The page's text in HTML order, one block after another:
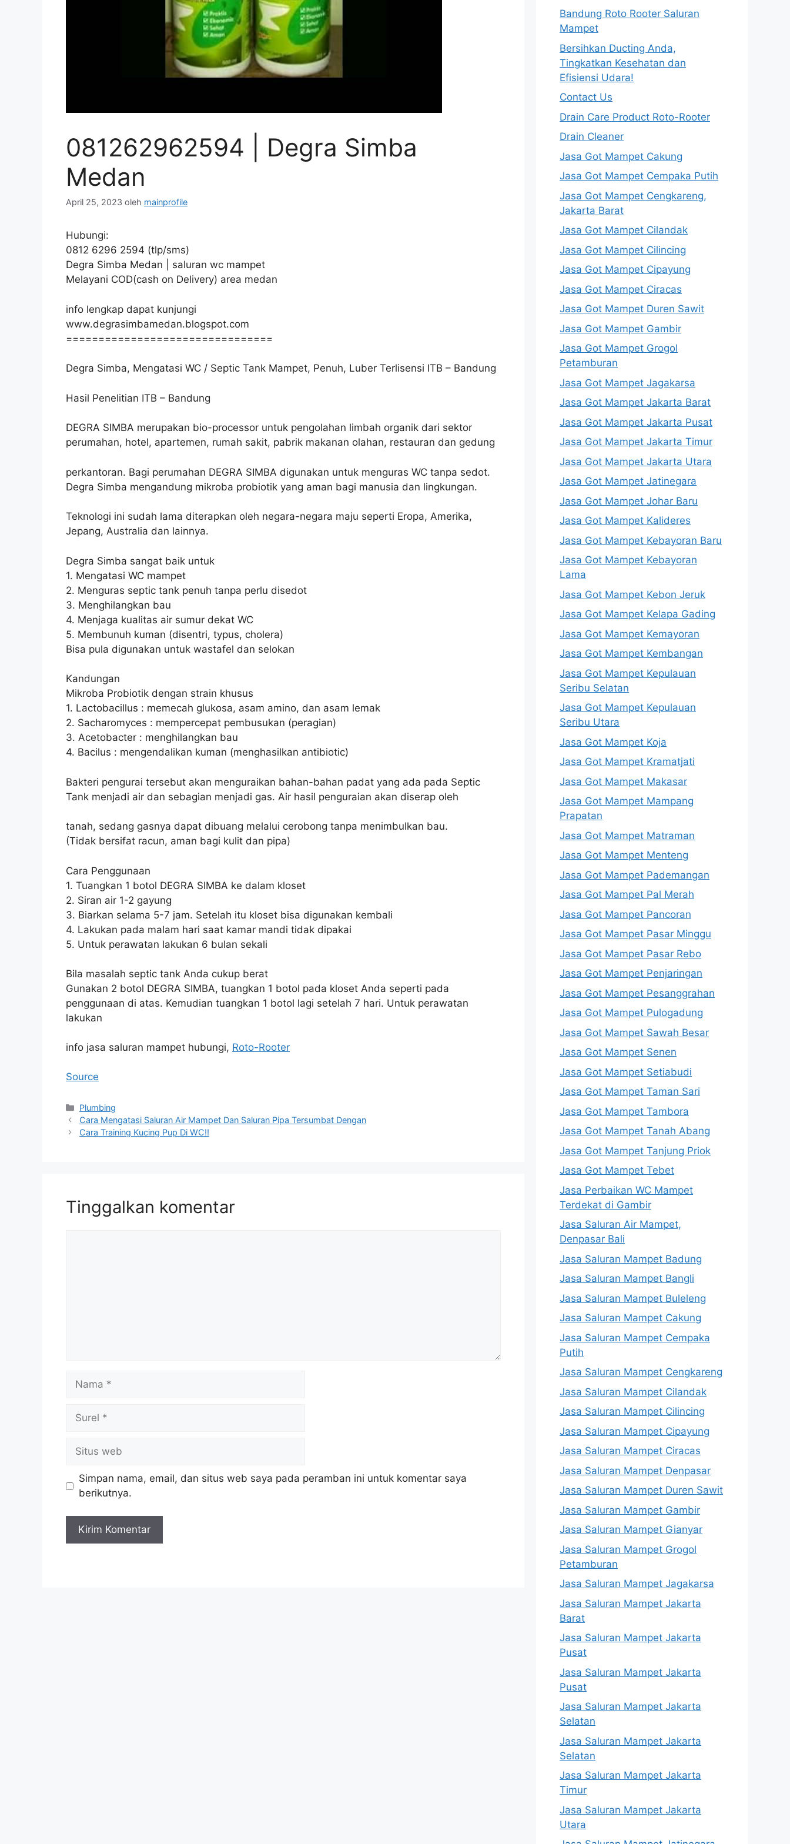
081262962594 | Degra Simba
Medan
April 25, 2023 oleh mainprofile
Hubungi:
0812 6296 2594 (tlp/sms)
Degra Simba Medan | saluran wc mampet
Melayani COD(cash on Delivery) area medan
info lengkap dapat kunjungi
www.degrasimbamedan.blogspot.com
================================
Degra Simba, Mengatasi WC / Septic Tank Mampet, Penuh, Luber Terlisensi ITB – Bandung
Hasil Penelitian ITB – Bandung
DEGRA SIMBA merupakan bio-processor untuk pengolahan limbah organik dari sektor
perumahan, hotel, apartemen, rumah sakit, pabrik makanan olahan, restauran dan gedung
perkantoran. Bagi perumahan DEGRA SIMBA digunakan untuk menguras WC tanpa sedot.
Degra Simba mengandung mikroba probiotik yang aman bagi manusia dan lingkungan.
Teknologi ini sudah lama diterapkan oleh negara-negara maju seperti Eropa, Amerika,
Jepang, Australia dan lainnya.
Degra Simba sangat baik untuk
1. Mengatasi WC mampet
2. Menguras septic tank penuh tanpa perlu disedot
3. Menghilangkan bau
4. Menjaga kualitas air sumur dekat WC
5. Membunuh kuman (disentri, typus, cholera)
Bisa pula digunakan untuk wastafel dan selokan
Kandungan
Mikroba Probiotik dengan strain khusus
1. Lactobacillus : memecah glukosa, asam amino, dan asam lemak
2. Sacharomyces : mempercepat pembusukan (peragian)
3. Acetobacter : menghilangkan bau
4. Bacilus : mengendalikan kuman (menghasilkan antibiotic)
Bakteri pengurai tersebut akan menguraikan bahan-bahan padat yang ada pada Septic
Tank menjadi air dan sebagian menjadi gas. Air hasil penguraian akan diserap oleh
tanah, sedang gasnya dapat dibuang melalui cerobong tanpa menimbulkan bau.
(Tidak bersifat racun, aman bagi kulit dan pipa)
Cara Penggunaan
1. Tuangkan 1 botol DEGRA SIMBA ke dalam kloset
2. Siran air 1-2 gayung
3. Biarkan selama 5-7 jam. Setelah itu kloset bisa digunakan kembali
4. Lakukan pada malam hari saat kamar mandi tidak dipakai
5. Untuk perawatan lakukan 6 bulan sekali
Bila masalah septic tank Anda cukup berat
Gunakan 2 botol DEGRA SIMBA, tuangkan 1 botol pada kloset Anda seperti pada
penggunaan di atas. Kemudian tuangkan 1 botol lagi setelah 7 hari. Untuk perawatan
lakukan
info jasa saluran mampet hubungi, Roto-Rooter
Source
Kategori
Plumbing
Cara Mengatasi Saluran Air Mampet Dan Saluran Pipa Tersumbat Dengan
Cara Training Kucing Pup Di WC‼️
Tinggalkan komentar
Nama
Surel
Situs
web
Simpan nama, email, dan situs web saya pada peramban ini untuk komentar saya
berikutnya.
Bandung Roto Rooter Saluran
Mampet
Bersihkan Ducting Anda,
Tingkatkan Kesehatan dan
Efisiensi Udara!
Contact Us
Drain Care Product Roto-Rooter
Drain Cleaner
Jasa Got Mampet Cakung
Jasa Got Mampet Cempaka Putih
Jasa Got Mampet Cengkareng,
Jakarta Barat
Jasa Got Mampet Cilandak
Jasa Got Mampet Cilincing
Jasa Got Mampet Cipayung
Jasa Got Mampet Ciracas
Jasa Got Mampet Duren Sawit
Jasa Got Mampet Gambir
Jasa Got Mampet Grogol
Petamburan
Jasa Got Mampet Jagakarsa
Jasa Got Mampet Jakarta Barat
Jasa Got Mampet Jakarta Pusat
Jasa Got Mampet Jakarta Timur
Jasa Got Mampet Jakarta Utara
Jasa Got Mampet Jatinegara
Jasa Got Mampet Johar Baru
Jasa Got Mampet Kalideres
Jasa Got Mampet Kebayoran Baru
Jasa Got Mampet Kebayoran
Lama
Jasa Got Mampet Kebon Jeruk
Jasa Got Mampet Kelapa Gading
Jasa Got Mampet Kemayoran
Jasa Got Mampet Kembangan
Jasa Got Mampet Kepulauan
Seribu Selatan
Jasa Got Mampet Kepulauan
Seribu Utara
Jasa Got Mampet Koja
Jasa Got Mampet Kramatjati
Jasa Got Mampet Makasar
Jasa Got Mampet Mampang
Prapatan
Jasa Got Mampet Matraman
Jasa Got Mampet Menteng
Jasa Got Mampet Pademangan
Jasa Got Mampet Pal Merah
Jasa Got Mampet Pancoran
Jasa Got Mampet Pasar Minggu
Jasa Got Mampet Pasar Rebo
Jasa Got Mampet Penjaringan
Jasa Got Mampet Pesanggrahan
Jasa Got Mampet Pulogadung
Jasa Got Mampet Sawah Besar
Jasa Got Mampet Senen
Jasa Got Mampet Setiabudi
Jasa Got Mampet Taman Sari
Jasa Got Mampet Tambora
Jasa Got Mampet Tanah Abang
Jasa Got Mampet Tanjung Priok
Jasa Got Mampet Tebet
Jasa Perbaikan WC Mampet
Terdekat di Gambir
Jasa Saluran Air Mampet,
Denpasar Bali
Jasa Saluran Mampet Badung
Jasa Saluran Mampet Bangli
Jasa Saluran Mampet Buleleng
Jasa Saluran Mampet Cakung
Jasa Saluran Mampet Cempaka
Putih
Jasa Saluran Mampet Cengkareng
Jasa Saluran Mampet Cilandak
Jasa Saluran Mampet Cilincing
Jasa Saluran Mampet Cipayung
Jasa Saluran Mampet Ciracas
Jasa Saluran Mampet Denpasar
Jasa Saluran Mampet Duren Sawit
Jasa Saluran Mampet Gambir
Jasa Saluran Mampet Gianyar
Jasa Saluran Mampet Grogol
Petamburan
Jasa Saluran Mampet Jagakarsa
Jasa Saluran Mampet Jakarta
Barat
Jasa Saluran Mampet Jakarta
Pusat
Jasa Saluran Mampet Jakarta
Pusat
Jasa Saluran Mampet Jakarta
Selatan
Jasa Saluran Mampet Jakarta
Selatan
Jasa Saluran Mampet Jakarta
Timur
Jasa Saluran Mampet Jakarta
Utara